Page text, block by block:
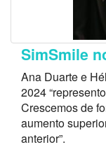
SimSmile
Ana Duarte e
2024
Crescemos de
aumento
anterior”.